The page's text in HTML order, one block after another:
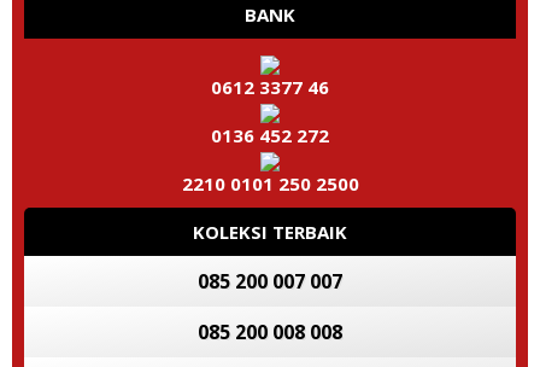
BANK
0612 3377 46
0136 452 272
2210 0101 250 2500
KOLEKSI TERBAIK
085 200 007 007
085 200 008 008